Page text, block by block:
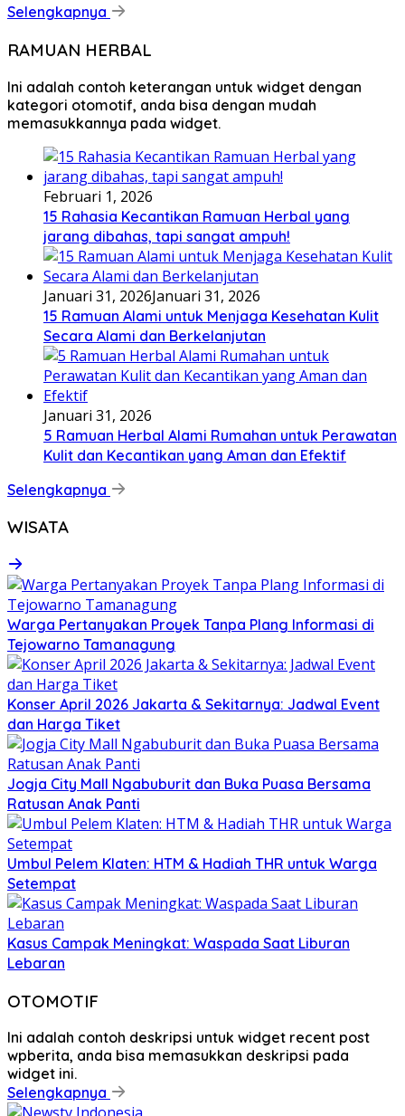
Selengkapnya
RAMUAN HERBAL
Ini adalah contoh keterangan untuk widget dengan
kategori otomotif, anda bisa dengan mudah
memasukkannya pada widget.
Februari 1, 2026
15 Rahasia Kecantikan Ramuan Herbal yang
jarang dibahas, tapi sangat ampuh!
Januari 31, 2026Januari 31, 2026
15 Ramuan Alami untuk Menjaga Kesehatan Kulit
Secara Alami dan Berkelanjutan
Januari 31, 2026
5 Ramuan Herbal Alami Rumahan untuk Perawatan
Kulit dan Kecantikan yang Aman dan Efektif
Selengkapnya
WISATA
Warga Pertanyakan Proyek Tanpa Plang Informasi di
Tejowarno Tamanagung
Konser April 2026 Jakarta & Sekitarnya: Jadwal Event
dan Harga Tiket
Jogja City Mall Ngabuburit dan Buka Puasa Bersama
Ratusan Anak Panti
Umbul Pelem Klaten: HTM & Hadiah THR untuk Warga
Setempat
Kasus Campak Meningkat: Waspada Saat Liburan
Lebaran
OTOMOTIF
Ini adalah contoh deskripsi untuk widget recent post
wpberita, anda bisa memasukkan deskripsi pada
widget ini.
Selengkapnya